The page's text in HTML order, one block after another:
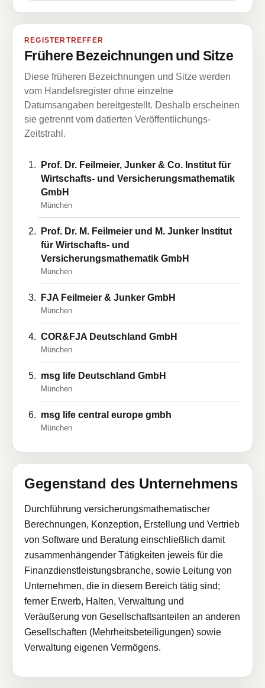
REGISTERTREFFER
Frühere Bezeichnungen und Sitze
Diese früheren Bezeichnungen und Sitze werden
vom Handelsregister ohne einzelne
Datumsangaben bereitgestellt. Deshalb erscheinen
sie getrennt vom datierten Veröffentlichungs-
Zeitstrahl.
Prof. Dr. Feilmeier, Junker & Co. Institut für
Wirtschafts- und Versicherungsmathematik
GmbH
München
Prof. Dr. M. Feilmeier und M. Junker Institut
für Wirtschafts- und
Versicherungsmathematik GmbH
München
FJA Feilmeier & Junker GmbH
München
COR&FJA Deutschland GmbH
München
msg life Deutschland GmbH
München
msg life central europe gmbh
München
Gegenstand des Unternehmens
Durchführung versicherungsmathematischer
Berechnungen, Konzeption, Erstellung und Vertrieb
von Software und Beratung einschließlich damit
zusammenhängender Tätigkeiten jeweis für die
Finanzdienstleistungsbranche, sowie Leitung von
Unternehmen, die in diesem Bereich tätig sind;
ferner Erwerb, Halten, Verwaltung und
Veräußerung von Gesellschaftsanteilen an anderen
Gesellschaften (Mehrheitsbeteiligungen) sowie
Verwaltung eigenen Vermögens.